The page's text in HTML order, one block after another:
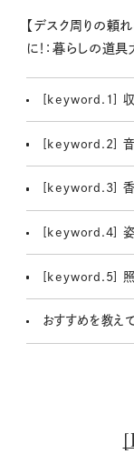
【デスク周りの頼
に！：暮らしの道
[keyword.1]
[keyword.2]
[keyword.3] 香
[keyword.4]
[keyword.5]
おすすめを教え